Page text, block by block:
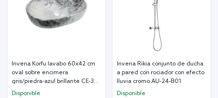
Invena Korfu lavabo 60x42 cm
oval sobre encimera
gris/piedra-azul brillante CE-34-
722
Disponible
Invena Rikia conjunto de ducha
a pared con rociador con efecto
lluvia cromo AU-24-B01
Disponible